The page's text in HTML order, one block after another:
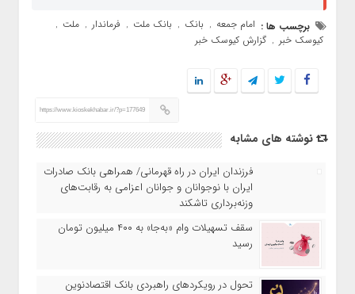
برچسب ها : امام جمعه , بانک , بانک ملت , فرماندار , ملت ,
کیوسک خبر , گزارش کیوسک خبر
https://www.kioskekhabar.ir/?p=177649
نوشته های مشابه
​فرزندان ایران در راه قهرمانی/ همراهی بانک صادرات
ایران با نوجوانان و جوانان اعزامی به رقابت‌های
وزنه‌برداری تاشکند
سقف تسهیلات وام «به‌جا» به ۴۰۰ میلیون تومان
رسید
تحول در رویکردهای راهبردی بانک اقتصادنوین